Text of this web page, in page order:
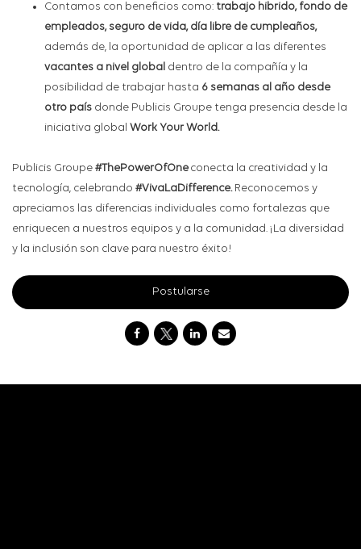
Contamos con beneficios como: trabajo hibrido, fondo de
empleados, seguro de vida, día libre de cumpleaños,
además de, la oportunidad de aplicar a las diferentes
vacantes a nivel global dentro de la compañía y la
posibilidad de trabajar hasta 6 semanas al año desde
otro país donde Publicis Groupe tenga presencia desde la
iniciativa global Work Your World.
Publicis Groupe #ThePowerOfOne conecta la creatividad y la
tecnología, celebrando #VivaLaDifference.Reconocemos y
apreciamos las diferencias individuales como fortalezas que
enriquecen a nuestros equipos y a la comunidad. ¡La diversidad
y la inclusión son clave para nuestro éxito!
Postularse